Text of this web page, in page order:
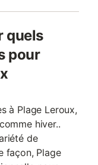
quels
pour
à Plage Leroux,
hiver..
de
façon, Plage